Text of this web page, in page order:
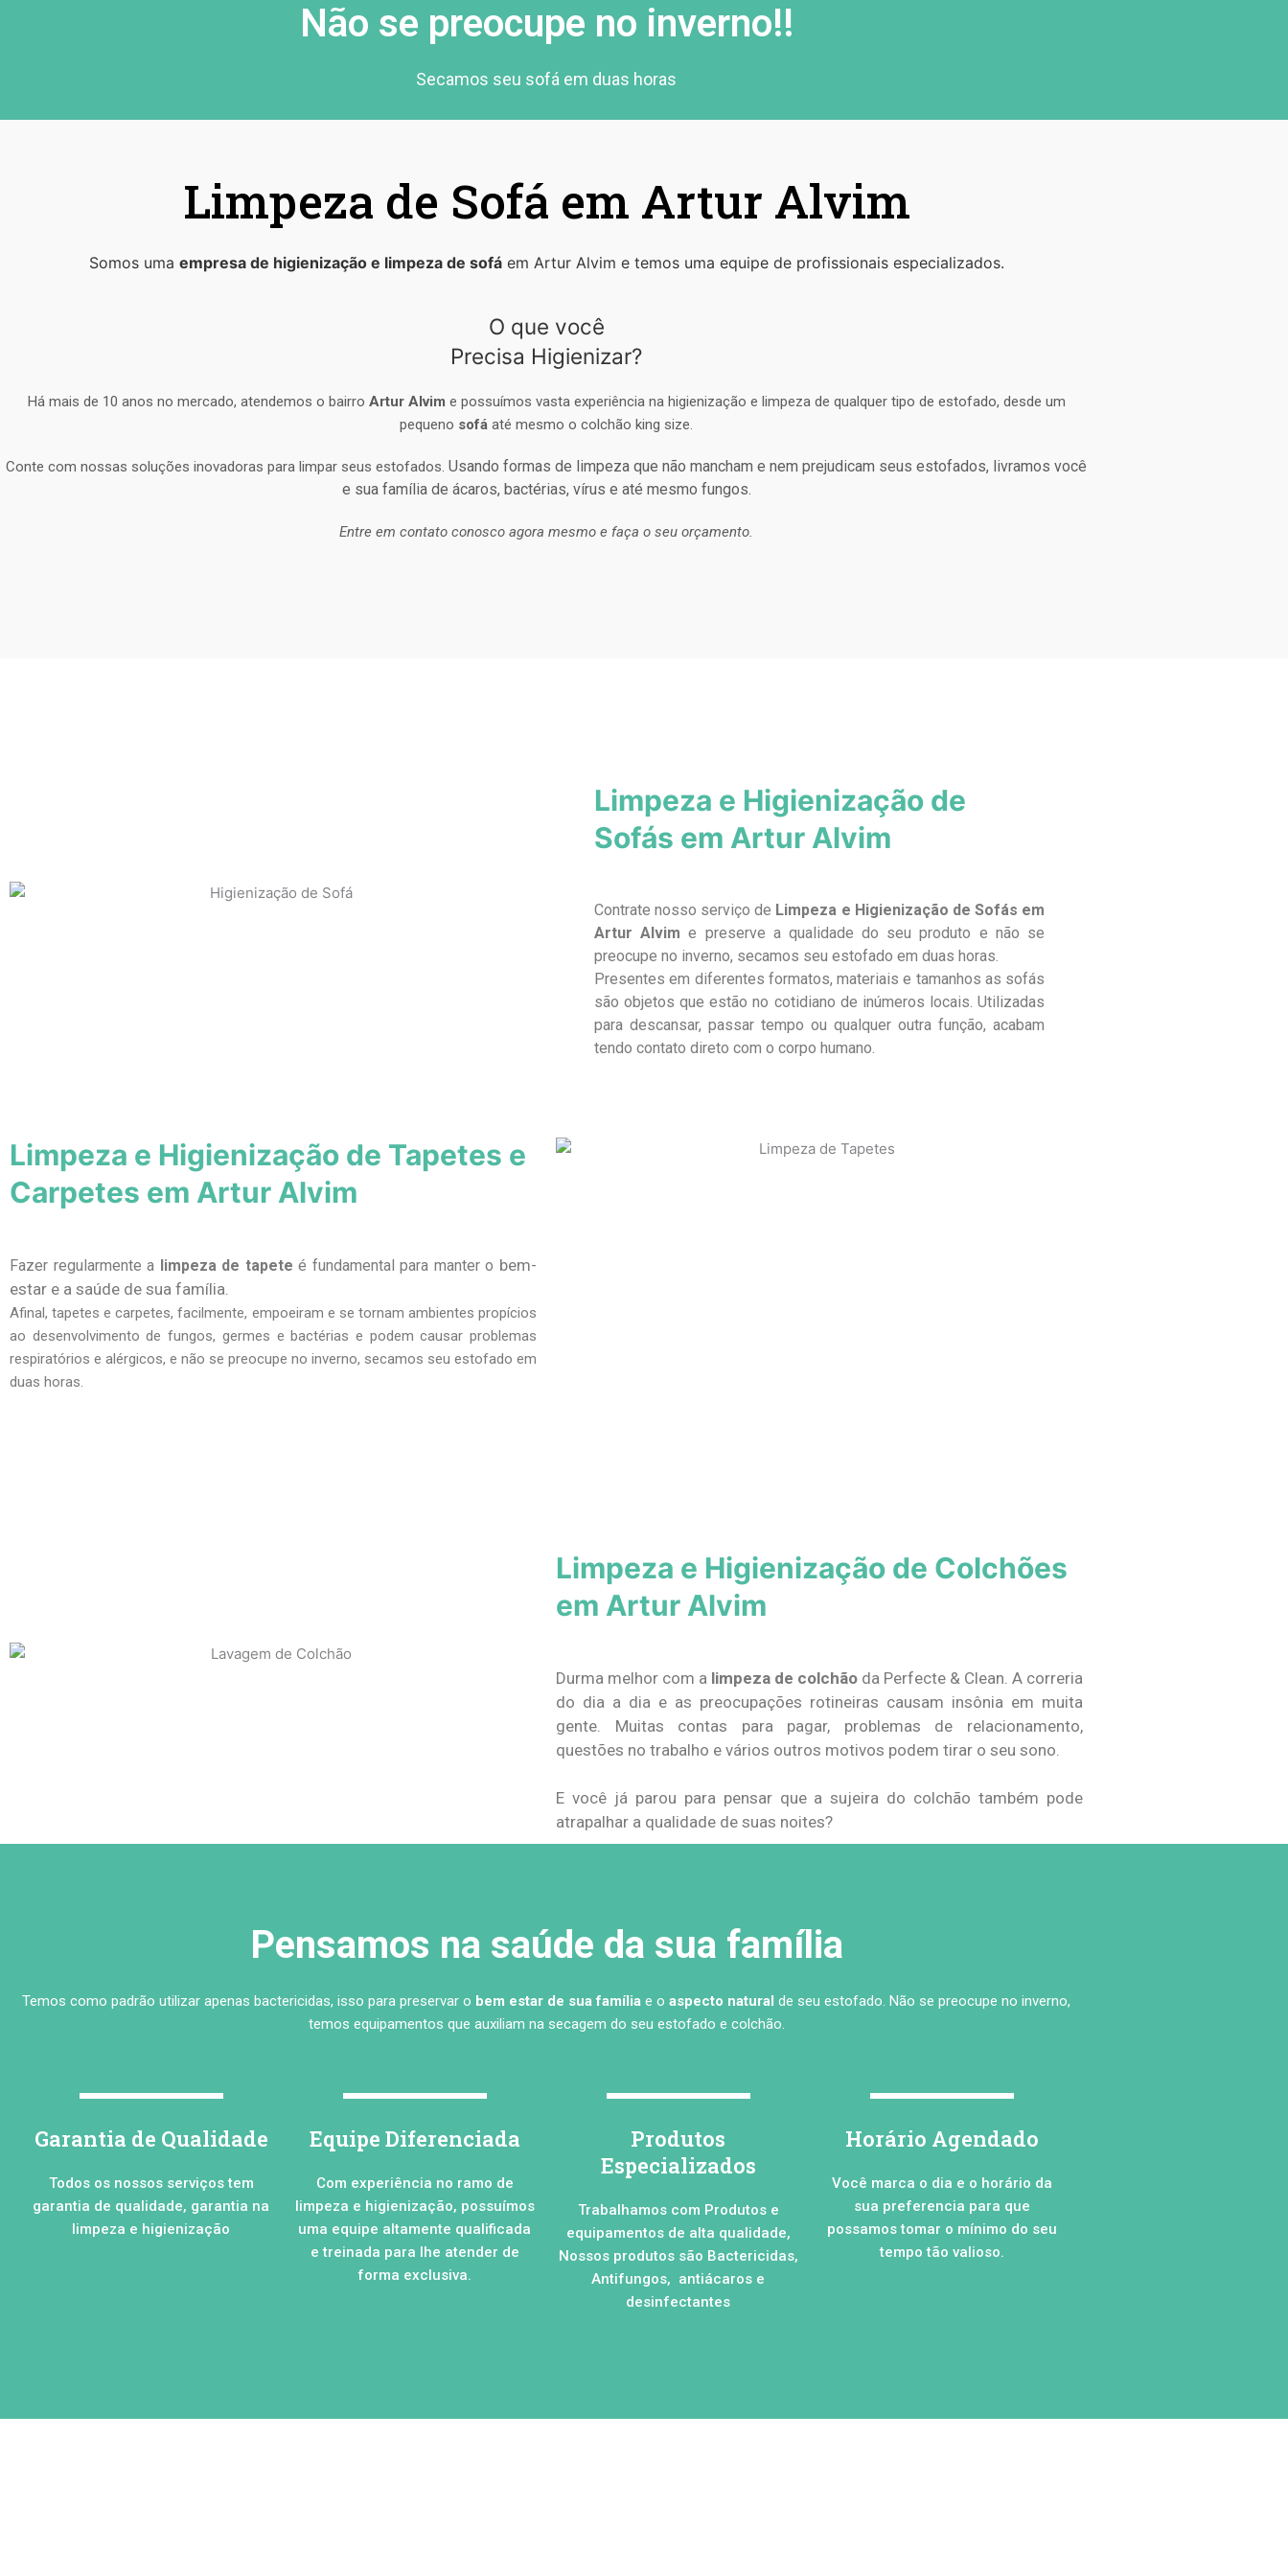
Não se preocupe no inverno!!
Secamos seu sofá em duas horas
Limpeza de Sofá em Artur Alvim
Somos uma empresa de higienização e limpeza de sofáem Artur Alvim e temos uma equipe de profissionais especializados.
O que você
Precisa Higienizar?
Há mais de 10 anos no mercado, atendemos o bairro Artur Alvim e possuímos vasta experiência na higienização e limpeza de qualquer tipo de estofado, desde um
pequeno sofá até mesmo o colchão king size.
Conte com nossas soluções inovadoras para limpar seus estofados. Usando formas de limpeza que não mancham e nem prejudicam seus estofados, livramos você
e sua família de ácaros, bactérias, vírus e até mesmo fungos.
Entre em contato conosco agora mesmo e faça o seu orçamento.
Limpeza e Higienização de
Sofás em Artur Alvim
Contrate nosso serviço de Limpeza e Higienização de Sofás em
Artur Alvim e preserve a qualidade do seu produto e não se
preocupe no inverno, secamos seu estofado em duas horas.
Presentes em diferentes formatos, materiais e tamanhos as sofás
são objetos que estão no cotidiano de inúmeros locais. Utilizadas
para descansar, passar tempo ou qualquer outra função, acabam
tendo contato direto com o corpo humano.
Limpeza e Higienização de Tapetes e
Carpetes em Artur Alvim
Fazer regularmente a limpeza de tapete é fundamental para manter o bem-
estar e a saúde de sua família.
Afinal, tapetes e carpetes, facilmente, empoeiram e se tornam ambientes propícios
ao desenvolvimento de fungos, germes e bactérias e podem causar problemas
respiratórios e alérgicos, e não se preocupe no inverno, secamos seu estofado em
duas horas.
Limpeza e Higienização de Colchões
em Artur Alvim
Durma melhor com a limpeza de colchão da Perfecte & Clean. A correria
do dia a dia e as preocupações rotineiras causam insônia em muita
gente. Muitas contas para pagar, problemas de relacionamento,
questões no trabalho e vários outros motivos podem tirar o seu sono.
E você já parou para pensar que a sujeira do colchão também pode
atrapalhar a qualidade de suas noites?
Pensamos na saúde da sua família
Temos como padrão utilizar apenas bactericidas, isso para preservar o bem estar de sua família e o aspecto natural de seu estofado. Não se preocupe no inverno,
temos equipamentos que auxiliam na secagem do seu estofado e colchão.
Garantia de Qualidade
Todos os nossos serviços tem
garantia de qualidade, garantia na
limpeza e higienização
Equipe Diferenciada
Com experiência no ramo de
limpeza e higienização, possuímos
uma equipe altamente qualificada
e treinada para lhe atender de
forma exclusiva.
Produtos
Especializados
Trabalhamos com Produtos e
equipamentos de alta qualidade,
Nossos produtos são Bactericidas,
Antifungos, antiácaros e
desinfectantes
Horário Agendado
Você marca o dia e o horário da
sua preferencia para que
possamos tomar o mínimo do seu
tempo tão valioso.